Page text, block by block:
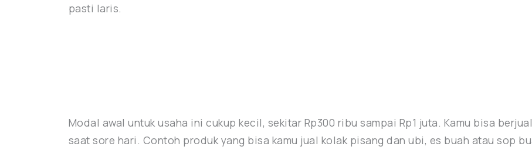
pasti laris.
Modal awal untuk usaha ini cukup kecil, sekitar Rp300 ribu sampai Rp1 juta. Kamu bisa
saat sore hari. Contoh produk yang bisa kamu jual kolak pisang dan ubi, es buah atau sop